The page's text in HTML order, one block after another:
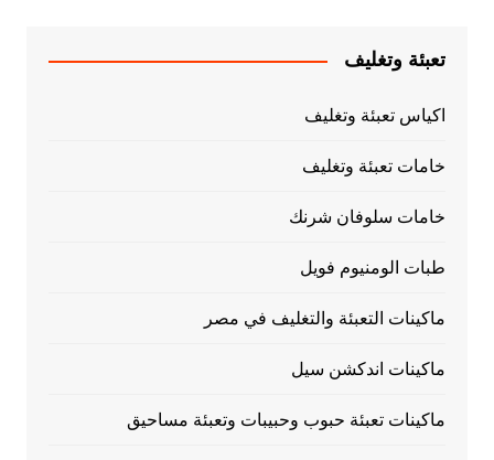
تعبئة وتغليف
اكياس تعبئة وتغليف
خامات تعبئة وتغليف
خامات سلوفان شرنك
طبات الومنيوم فويل
ماكينات التعبئة والتغليف في مصر
ماكينات اندكشن سيل
ماكينات تعبئة حبوب وحبيبات وتعبئة مساحيق